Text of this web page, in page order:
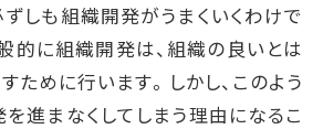
ずしも組織開発がうまくいくわけで
的に組織開発は、組織の良いとは
ために行います。しかし、このよう
進まなくしてしまう理由になるこ